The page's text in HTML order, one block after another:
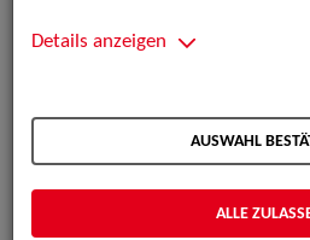
Details anzeigen
AUSWAHL
ALLE